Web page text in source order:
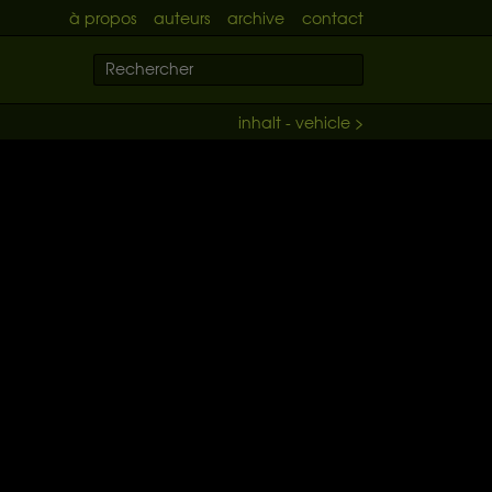
à propos auteurs archive contact
inhalt - vehicle >